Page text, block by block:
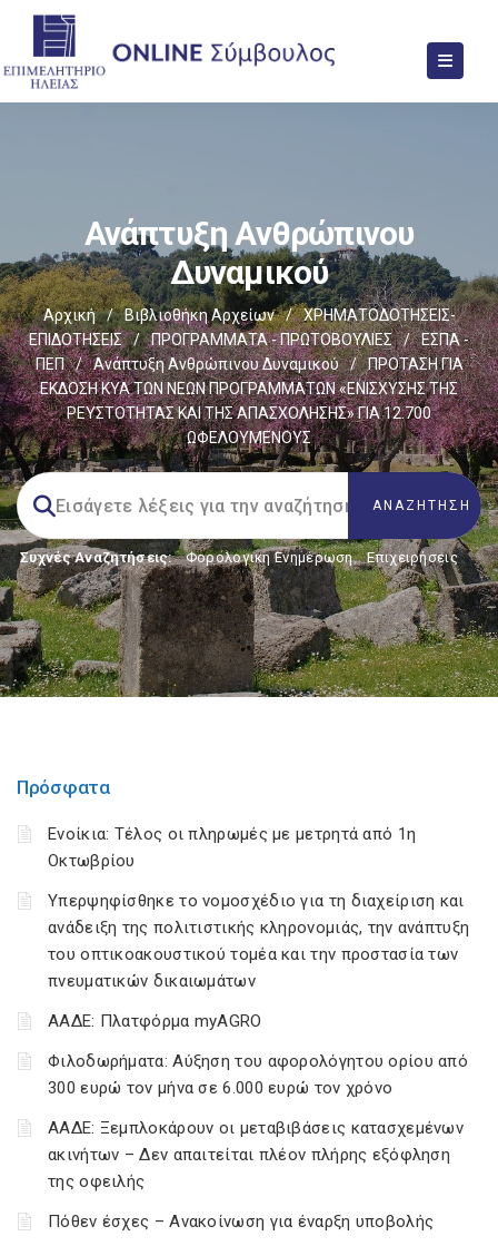
Ανάπτυξη Ανθρώπινου
Δυναμικού
Αρχική / Βιβλιοθήκη Αρχείων /
ΧΡΗΜΑΤΟΔΟΤΗΣΕΙΣ-
ΕΠΙΔΟΤΗΣΕΙΣ
/ ΠΡΟΓΡΑΜΜΑΤΑ - ΠΡΩΤΟΒΟΥΛΙΕΣ /
ΕΣΠΑ -
ΠΕΠ
/ Ανάπτυξη Ανθρώπινου Δυναμικού /
ΠΡΟΤΑΣΗ ΓΙΑ
ΕΚΔΟΣΗ ΚΥΑ ΤΩΝ ΝΕΩΝ ΠΡΟΓΡΑΜΜΑΤΩΝ «ΕΝΙΣΧΥΣΗΣ ΤΗΣ
ΡΕΥΣΤΟΤΗΤΑΣ ΚΑΙ ΤΗΣ ΑΠΑΣΧΟΛΗΣΗΣ» ΓΙΑ 12.700
ΩΦΕΛΟΥΜΕΝΟΥΣ
Συχνές Αναζητήσεις: Φορολογικη Ενημέρωση, Επιχειρήσεις
Πρόσφατα
Ενοίκια: Τέλος οι πληρωμές με μετρητά από 1η
Οκτωβρίου
Υπερψηφίσθηκε το νομοσχέδιο για τη διαχείριση και
ανάδειξη της πολιτιστικής κληρονομιάς, την ανάπτυξη
του οπτικοακουστικού τομέα και την προστασία των
πνευματικών δικαιωμάτων
ΑΑΔΕ: Πλατφόρμα myAGRO
Φιλοδωρήματα: Αύξηση του αφορολόγητου ορίου από
300 ευρώ τον μήνα σε 6.000 ευρώ τον χρόνο
ΑΑΔΕ: Ξεμπλοκάρουν οι μεταβιβάσεις κατασχεμένων
ακινήτων – Δεν απαιτείται πλέον πλήρης εξόφληση
της οφειλής
Πόθεν έσχες – Ανακοίνωση για έναρξη υποβολής